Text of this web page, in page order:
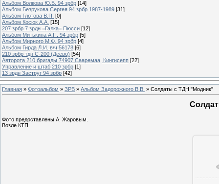
Альбом Волкова Ю.Б. 94 зрбр [14]
Альбом Безрукова Сергея 94 зрбр 1987-1989 [31]
Альбом Глотова В.П. [0]
Альбом Косюк А.А. [15]
207 зрбр 7 зрдн =Галка= Пюсси [12]
Альбом Митькина А.П. 94 зрбр [5]
Альбом Мирного М.Ф. 94 зрбр [4]
Альбом Гирда Л.И. в/ч 56178 [6]
210 зрбр тдн С-200 (Деево) [54]
Авторота 210 бригады 74907 Сааремаа, Кингисепп [22]
Управление и штаб 210 зрбр [1]
13 зрдн Заструг 94 зрбр [42]
Главная » Фотоальбом » ЗРВ » Альбом Задорожного В.В. » Солдаты с ТДН "Модник"
Фото предоставлены А. Жаровым.
Возле КТП.